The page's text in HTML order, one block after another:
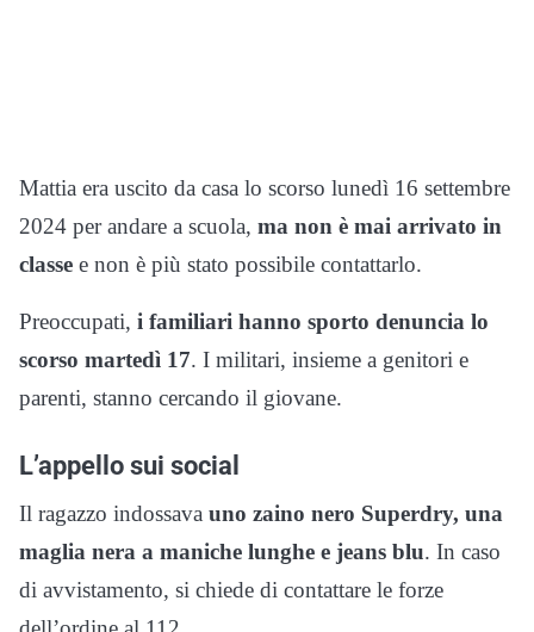
Mattia era uscito da casa lo scorso lunedì 16 settembre
2024 per andare a scuola, ma non è mai arrivato in
classe e non è più stato possibile contattarlo.
Preoccupati, i familiari hanno sporto denuncia lo
scorso martedì 17. I militari, insieme a genitori e
parenti, stanno cercando il giovane.
L’appello sui social
Il ragazzo indossava uno zaino nero Superdry, una
maglia nera a maniche lunghe e jeans blu. In caso
di avvistamento, si chiede di contattare le forze